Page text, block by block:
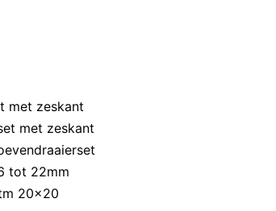
met zeskant
met zeskant
tot 22mm
20x20